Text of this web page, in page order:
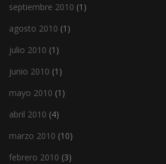
septiembre 2010 (1)
agosto 2010 (1)
julio 2010 (1)
junio 2010 (1)
mayo 2010 (1)
abril 2010 (4)
marzo 2010 (10)
febrero 2010 (3)